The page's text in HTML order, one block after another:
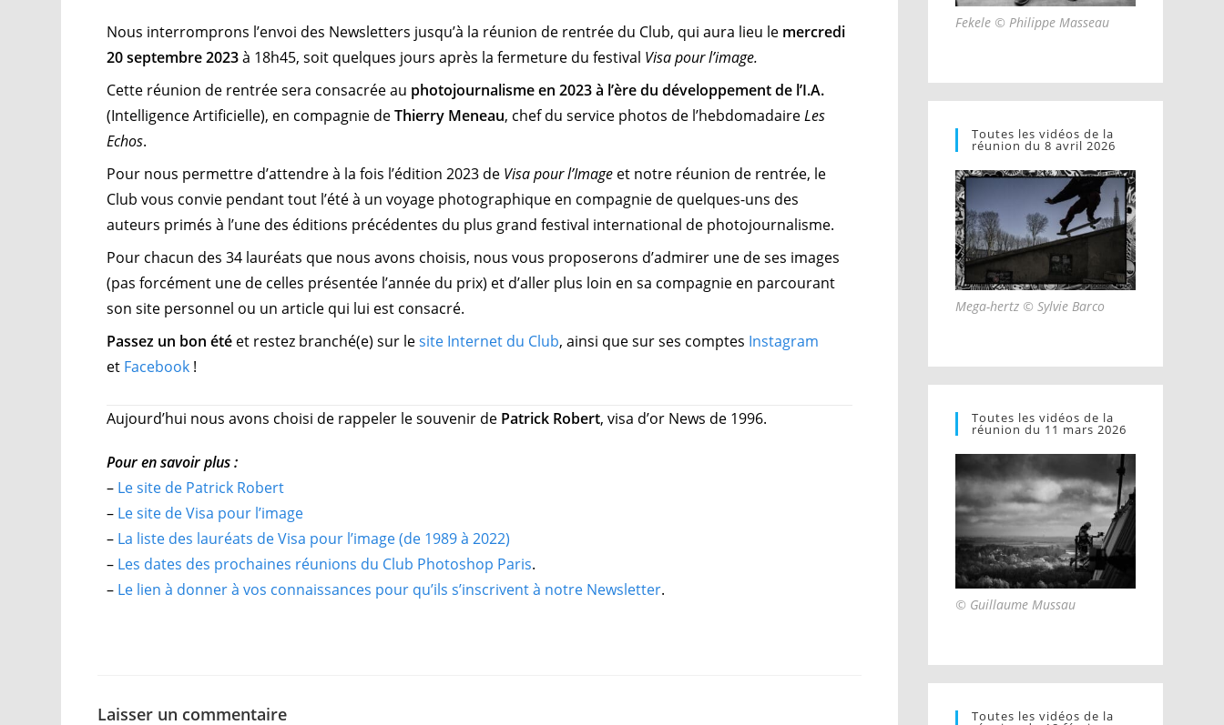
Nous interromprons l’envoi des Newsletters jusqu’à la réunion de rentrée du Club, qui aura lieu le mercredi
20 septembre 2023à 18h45, soit quelques jours après la fermeture du festival Visa pour l’image.
Cette réunion de rentrée sera consacrée au photojournalisme en 2023 à l’ère du développement de l’I.A.
(Intelligence Artificielle), en compagnie deThierry Meneau, chef du service photos de l’hebdomadaireLes
Echos.
Pour nous permettre d’attendre à la fois l’édition 2023 de Visa pour l’Image et notre réunion de rentrée, le
Club vous convie pendant tout l’été à un voyage photographique en compagnie de quelques-uns des
auteurs primés à l’une des éditions précédentes du plus grand festival international de photojournalisme.
Pour chacun des 34 lauréats que nous avons choisis, nous vous proposerons d’admirer une de ses images
(pas forcément une de celles présentée l’année du prix) et d’aller plus loin en sa compagnie en parcourant
son site personnel ou un article qui lui est consacré.
Passez un bon été et restez branché(e) sur lesite Internet du Club, ainsi que sur ses comptes Instagram
et Facebook !
Aujourd’hui nous avons choisi de rappeler le souvenir de Patrick Robert, visa d’or News de 1996.
Pour en savoir plus :
– Le site de Patrick Robert
– Le site de Visa pour l’image
– La liste des lauréats de Visa pour l’image (de 1989 à 2022)
– Les dates des prochaines réunions du Club Photoshop Paris.
– Le lien à donner à vos connaissances pour qu’ils s’inscrivent à notre Newsletter.
Laisser un commentaire
Fekele © Philippe Masseau
Toutes les vidéos de la
réunion du 8 avril 2026
Mega-hertz © Sylvie Barco
Toutes les vidéos de la
réunion du 11 mars 2026
© Guillaume Mussau
Toutes les vidéos de la